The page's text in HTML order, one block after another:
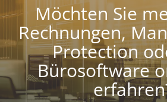
Möchten Sie
Rechnungen,
Protection
Bürosoftware